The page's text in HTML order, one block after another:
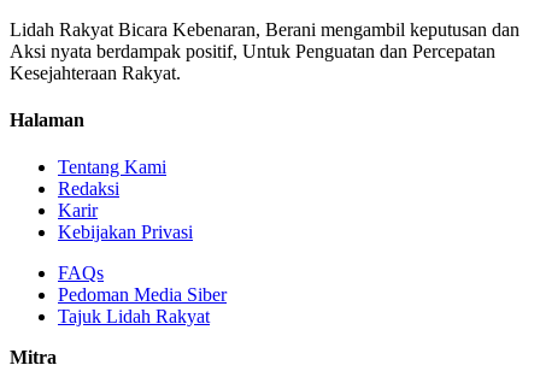
Lidah Rakyat Bicara Kebenaran, Berani mengambil keputusan dan
Aksi nyata berdampak positif, Untuk Penguatan dan Percepatan
Kesejahteraan Rakyat.
Halaman
Tentang Kami
Redaksi
Karir
Kebijakan Privasi
FAQs
Pedoman Media Siber
Tajuk Lidah Rakyat
Mitra